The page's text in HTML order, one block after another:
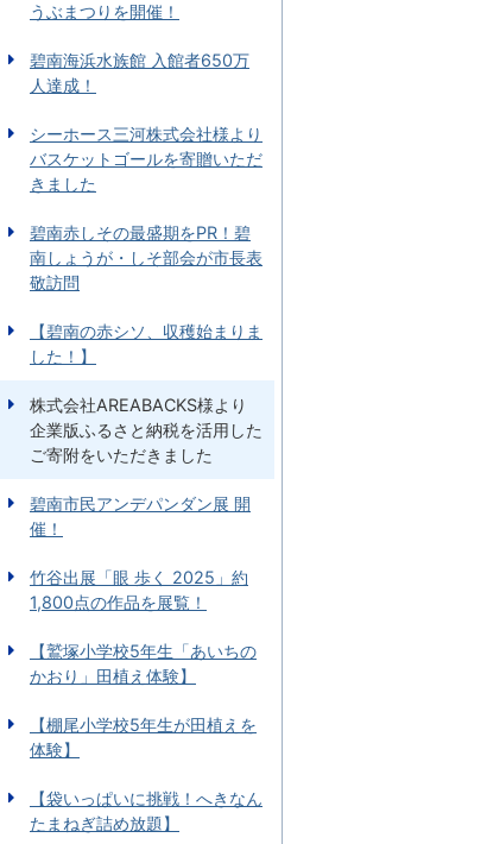
うぶまつりを開催！
碧南海浜水族館 入館者650万
人達成！
シーホース三河株式会社様より
バスケットゴールを寄贈いただ
きました
碧南赤しその最盛期をPR！碧
南しょうが・しそ部会が市長表
敬訪問
【碧南の赤シソ、収穫始まりま
した！】
株式会社AREABACKS様より
企業版ふるさと納税を活用した
ご寄附をいただきました
碧南市民アンデパンダン展 開
催！
竹谷出展「眼 歩く 2025」約
1,800点の作品を展覧！
【鷲塚小学校5年生「あいちの
かおり」田植え体験】
【棚尾小学校5年生が田植えを
体験】
【袋いっぱいに挑戦！へきなん
たまねぎ詰め放題】